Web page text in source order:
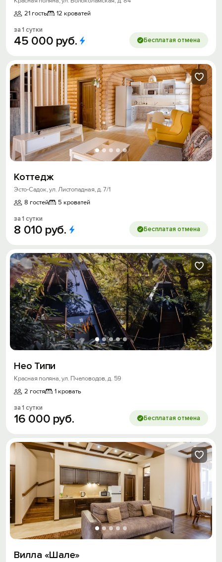
21 гость
12 кроватей
за 1 сутки
45 000 руб. Бесплатая отмена
Коттедж
Эсто-Садок, ул. Листопадная, д. 7/1
8 гостей
5 кроватей
за 1 сутки
8 010 руб. Бесплатая отмена
Нео Типи
Красная поляна, ул. Пчеловодов, д. 59
2 гостя
1 кровать
за 1 сутки
16 000 руб. Бесплатая отмена
Вилла «Шале»